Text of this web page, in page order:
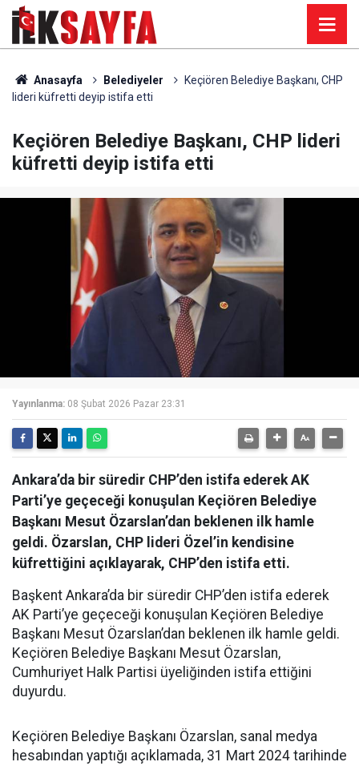
Anasayfa Belediyeler
Keçiören Belediye Başkanı, CHP
lideri küfretti deyip istifa etti
Keçiören Belediye Başkanı, CHP lideri
küfretti deyip istifa etti
Yayınlanma: 08 Şubat 2026 Pazar 23:31
Ankara’da bir süredir CHP’den istifa ederek AK
Parti’ye geçeceği konuşulan Keçiören Belediye
Başkanı Mesut Özarslan’dan beklenen ilk hamle
geldi. Özarslan, CHP lideri Özel’in kendisine
küfrettiğini açıklayarak, CHP’den istifa etti.
Başkent Ankara’da bir süredir CHP’den istifa ederek
AK Parti’ye geçeceği konuşulan Keçiören Belediye
Başkanı Mesut Özarslan’dan beklenen ilk hamle geldi.
Keçiören Belediye Başkanı Mesut Özarslan,
Cumhuriyet Halk Partisi üyeliğinden istifa ettiğini
duyurdu.
Keçiören Belediye Başkanı Özarslan, sanal medya
hesabından yaptığı açıklamada, 31 Mart 2024 tarihinde